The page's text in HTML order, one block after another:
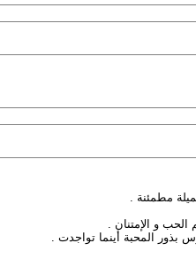
مطمئنة .
و الإمتنان .
بذور المحبة أينما تواجدت .